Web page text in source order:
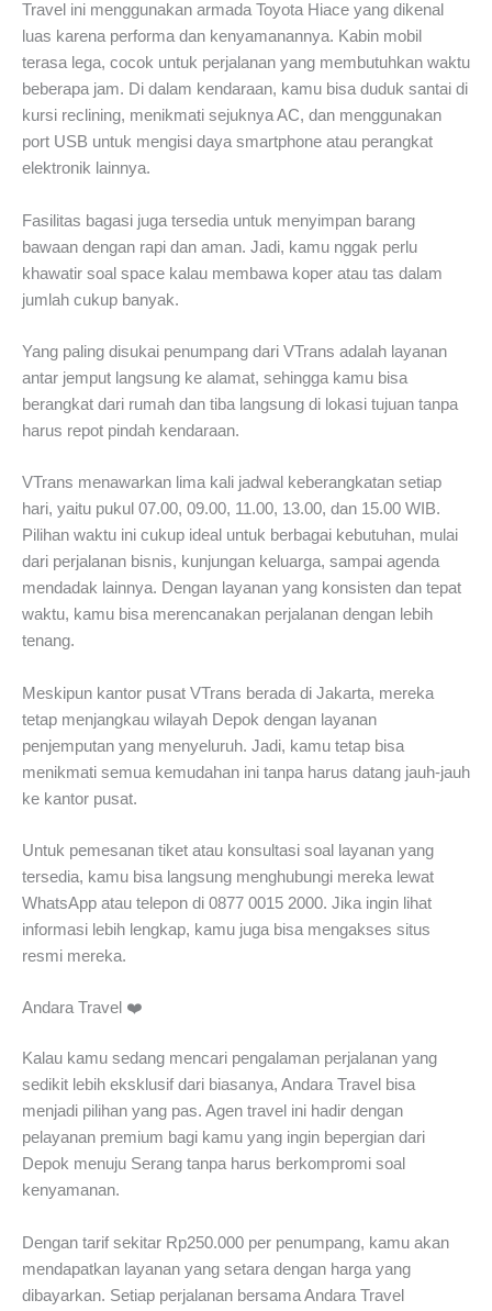
Travel ini menggunakan armada Toyota Hiace yang dikenal
luas karena performa dan kenyamanannya. Kabin mobil
terasa lega, cocok untuk perjalanan yang membutuhkan waktu
beberapa jam. Di dalam kendaraan, kamu bisa duduk santai di
kursi reclining, menikmati sejuknya AC, dan menggunakan
port USB untuk mengisi daya smartphone atau perangkat
elektronik lainnya.
Fasilitas bagasi juga tersedia untuk menyimpan barang
bawaan dengan rapi dan aman. Jadi, kamu nggak perlu
khawatir soal space kalau membawa koper atau tas dalam
jumlah cukup banyak.
Yang paling disukai penumpang dari VTrans adalah layanan
antar jemput langsung ke alamat, sehingga kamu bisa
berangkat dari rumah dan tiba langsung di lokasi tujuan tanpa
harus repot pindah kendaraan.
VTrans menawarkan lima kali jadwal keberangkatan setiap
hari, yaitu pukul 07.00, 09.00, 11.00, 13.00, dan 15.00 WIB.
Pilihan waktu ini cukup ideal untuk berbagai kebutuhan, mulai
dari perjalanan bisnis, kunjungan keluarga, sampai agenda
mendadak lainnya. Dengan layanan yang konsisten dan tepat
waktu, kamu bisa merencanakan perjalanan dengan lebih
tenang.
Meskipun kantor pusat VTrans berada di Jakarta, mereka
tetap menjangkau wilayah Depok dengan layanan
penjemputan yang menyeluruh. Jadi, kamu tetap bisa
menikmati semua kemudahan ini tanpa harus datang jauh-jauh
ke kantor pusat.
Untuk pemesanan tiket atau konsultasi soal layanan yang
tersedia, kamu bisa langsung menghubungi mereka lewat
WhatsApp atau telepon di 0877 0015 2000. Jika ingin lihat
informasi lebih lengkap, kamu juga bisa mengakses situs
resmi mereka.
Andara Travel ❤️
Kalau kamu sedang mencari pengalaman perjalanan yang
sedikit lebih eksklusif dari biasanya, Andara Travel bisa
menjadi pilihan yang pas. Agen travel ini hadir dengan
pelayanan premium bagi kamu yang ingin bepergian dari
Depok menuju Serang tanpa harus berkompromi soal
kenyamanan.
Dengan tarif sekitar Rp250.000 per penumpang, kamu akan
mendapatkan layanan yang setara dengan harga yang
dibayarkan. Setiap perjalanan bersama Andara Travel